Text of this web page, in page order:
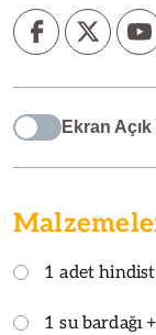
Ekran Açık
1 adet
1 su bardağı